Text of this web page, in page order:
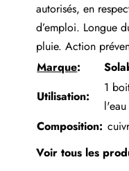
autorisés, en
d’emploi. Longue
pluie. Action
Marque:
Utilisation:
1
l'eau
Composition:
Voir tous les